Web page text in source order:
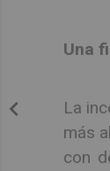
Una
La
más
con